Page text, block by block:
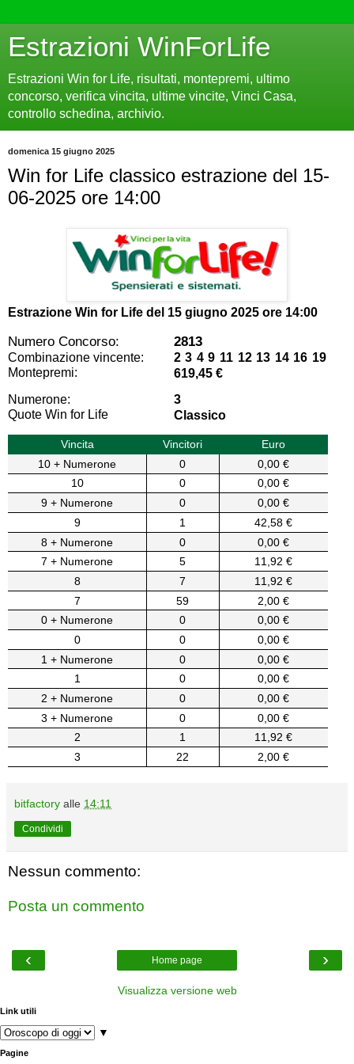
Estrazioni WinForLife
Estrazioni Win for Life, risultati, montepremi, ultimo
concorso, verifica vincita, ultime vincite, Vinci Casa,
controllo schedina, archivio.
domenica 15 giugno 2025
Win for Life classico estrazione del 15-
06-2025 ore 14:00
Estrazione Win for Life del 15 giugno 2025 ore 14:00
Numero Concorso: 2813
Combinazione vincente:
2 3 4 9 11 12 13 14 16 19
Montepremi:
619,45 €
Numerone:
3
Quote Win for Life
Classico
Vincita Vincitori
Euro
10 + Numerone
0
0,00 €
10
0
0,00 €
9 + Numerone
0
0,00 €
9
1
42,58 €
8 + Numerone
0
0,00 €
7 + Numerone
5
11,92 €
8
7
11,92 €
7
59
2,00 €
0 + Numerone
0
0,00 €
0
0
0,00 €
1 + Numerone
0
0,00 €
1
0
0,00 €
2 + Numerone
0
0,00 €
3 + Numerone
0
0,00 €
2
1
11,92 €
3
22 2,00 €
bitfactory alle 14:11
Condividi
Nessun commento:
Posta un commento
‹ ›
Home page
Visualizza versione web
Link utili
▼
Pagine